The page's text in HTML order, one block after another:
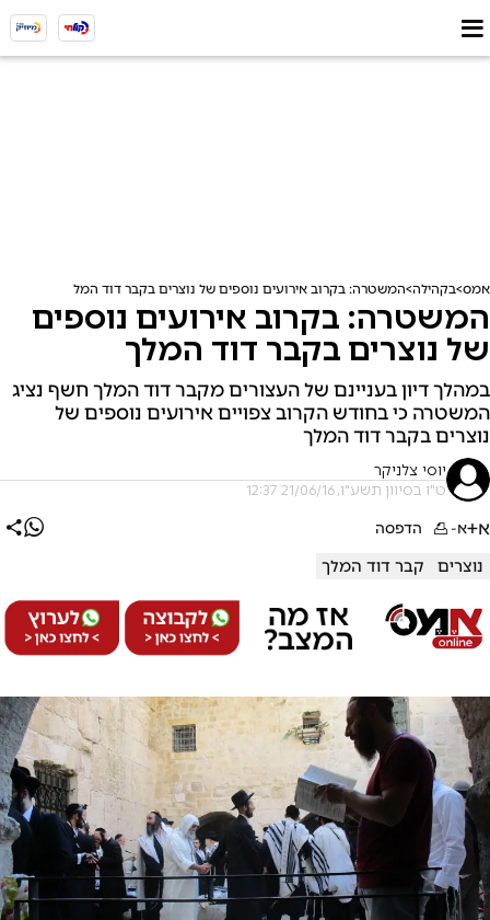
אמס בקהילה המשטרה: בקרוב אירועים נוספים של נוצרים בקבר דוד המלך
המשטרה: בקרוב אירועים נוספים
של נוצרים בקבר דוד המלך
במהלך דיון בעניינם של העצורים מקבר דוד המלך חשף נציג
המשטרה כי בחודש הקרוב צפויים אירועים נוספים של
נוצרים בקבר דוד המלך
יוסי צלניקר
ט"ו בסיוון תשע"ו, 21/06/16 12:37
א+א- הדפסה
נוצרים קבר דוד המלך